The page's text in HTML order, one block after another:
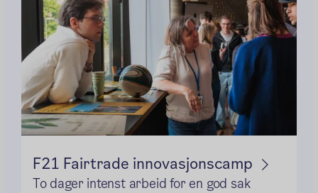
F21 Fairtrade innovasjonscamp
To dager intenst arbeid for en god sak